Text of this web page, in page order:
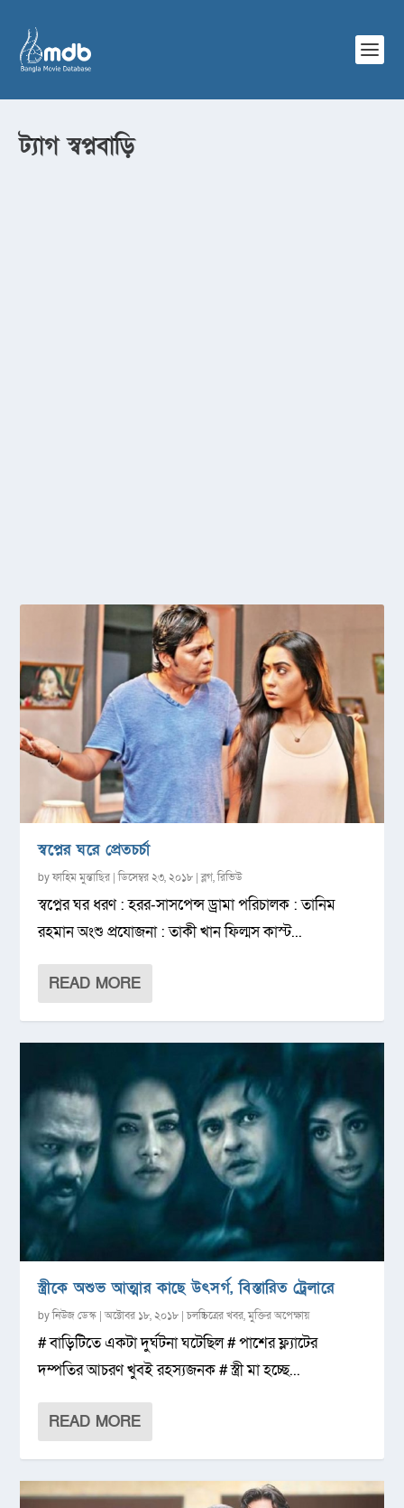
ট্যাগস্বপ্নবাড়ি
স্বপ্নের ঘরে প্রেতচর্চা
byফাহিম মুন্তাছির |ডিসেম্বর ২৩, ২০১৮ |ব্লগ,রিভিউ
স্বপ্নের ঘর ধরণ : হরর-সাসপেন্স ড্রামা পরিচালক : তানিম
রহমান অংশু প্রযোজনা : তাকী খান ফিল্মস কাস্ট...
READ MORE
স্ত্রীকে অশুভ আত্মার কাছে উৎসর্গ, বিস্তারিত ট্রেলারে
byনিউজ ডেস্ক |অক্টোবর ১৮, ২০১৮ |চলচ্চিত্রের খবর,মুক্তির অপেক্ষায়
# বাড়িটিতে একটা দুর্ঘটনা ঘটেছিল # পাশের ফ্ল্যাটের
দম্পতির আচরণ খুবই রহস্যজনক # স্ত্রী মা হচ্ছে...
READ MORE